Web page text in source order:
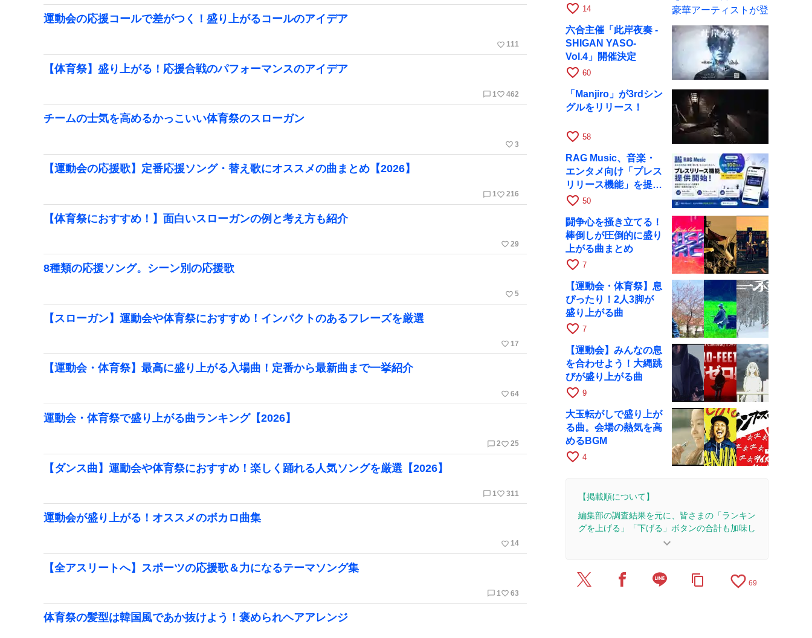
運動会の応援コールで差がつく！盛り上がるコールのアイデア
favorite_border 111
【体育祭】盛り上がる！応援合戦のパフォーマンスのアイデア
chat_bubble_outline 1 favorite_border 462
チームの士気を高めるかっこいい体育祭のスローガン
favorite_border 3
【運動会の応援歌】定番応援ソング・替え歌にオススメの曲まとめ【2026】
chat_bubble_outline 1 favorite_border 216
【体育祭におすすめ！】面白いスローガンの例と考え方も紹介
favorite_border 29
8種類の応援ソング。シーン別の応援歌
favorite_border 5
【スローガン】運動会や体育祭におすすめ！インパクトのあるフレーズを厳選
favorite_border 17
【運動会・体育祭】最高に盛り上がる入場曲！定番から最新曲まで一挙紹介
favorite_border 64
運動会・体育祭で盛り上がる曲ランキング【2026】
chat_bubble_outline 2favorite_border 25
【ダンス曲】運動会や体育祭におすすめ！楽しく踊れる人気ソングを厳選【2026】
chat_bubble_outline 1 favorite_border 311
運動会が盛り上がる！オススメのボカロ曲集
favorite_border 14
【全アスリートへ】スポーツの応援歌＆力になるテーマソング集
chat_bubble_outline 1 favorite_border 63
体育祭の髪型は韓国風であか抜けよう！褒められヘアアレンジ
開催！総勢32組の豪
favorite_border 14
六合主催「此岸夜奏 -
SHIGAN YASO-
Vol.4」開催決定
favorite_border 60
「Manjiro」が3rdシン
グルをリリース！
favorite_border 58
RAG Music、音楽・
エンタメ向け「プレス
リリース機能」を提供
開始
favorite_border 50
闘争心を掻き立てる！
棒倒しが圧倒的に盛り
上がる曲まとめ
favorite_border 7
【運動会・体育祭】息
ぴったり！2人3脚が
盛り上がる曲
favorite_border 7
【運動会】みんなの息
を合わせよう！大縄跳
びが盛り上がる曲
favorite_border 9
大玉転がしで盛り上が
る曲。会場の熱気を高
めるBGM
favorite_border 4
【掲載順について】
編集部の調査結果を元に、皆さまの「ランキン
グを上げる」「下げる」ボタンの合計も加味し
2026/5/31：記事全体をアップデートしました。
keyboard_arrow_down
content_copy favorite_border 69